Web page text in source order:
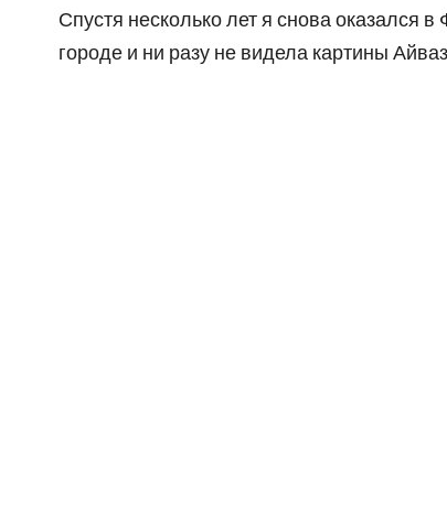
Спустя несколько лет я снова оказался
городе и ни разу не видела картины